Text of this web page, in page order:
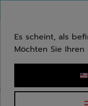
Stichwort oder
Es scheint, als
Möchten Sie